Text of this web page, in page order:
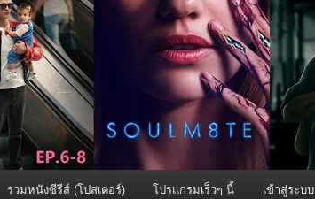
รวมหนังซีรีส์ (โปสเตอร์) โปรแกรมเร็วๆ นี้ เข้าสู่ระบบ